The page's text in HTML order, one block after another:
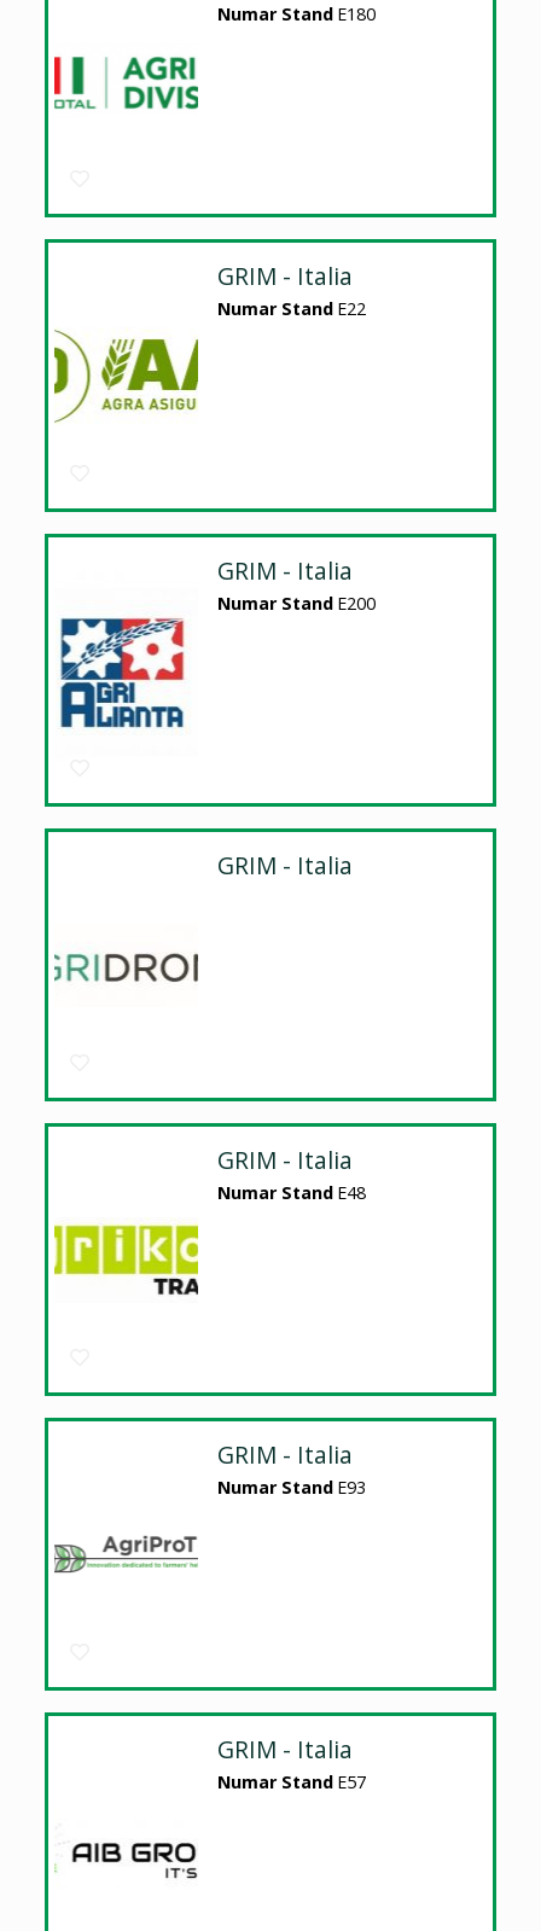
Numar Stand E180
GRIM - Italia
Numar Stand E22
GRIM - Italia
Numar Stand E200
GRIM - Italia
GRIM - Italia
Numar Stand E48
GRIM - Italia
Numar Stand E93
GRIM - Italia
Numar Stand E57